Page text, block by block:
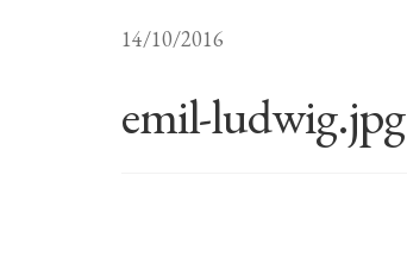
14/10/2016
emil-ludwig.jpg